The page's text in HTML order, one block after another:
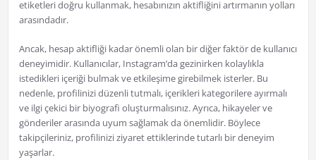
etiketleri doğru kullanmak, hesabınızın aktifliğini artırmanın yolları
arasındadır.
Ancak, hesap aktifliği kadar önemli olan bir diğer faktör de kullanıcı
deneyimidir. Kullanıcılar, Instagram’da gezinirken kolaylıkla
istedikleri içeriği bulmak ve etkileşime girebilmek isterler. Bu
nedenle, profilinizi düzenli tutmalı, içerikleri kategorilere ayırmalı
ve ilgi çekici bir biyografi oluşturmalısınız. Ayrıca, hikayeler ve
gönderiler arasında uyum sağlamak da önemlidir. Böylece
takipçileriniz, profilinizi ziyaret ettiklerinde tutarlı bir deneyim
yaşarlar.